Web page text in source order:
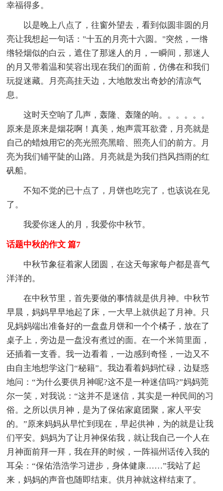
幸福得多。
以是晚上八点了，往窗外望去，看到似圆非圆的月
亮让我想起一句话："十五的月亮十六圆。"突然，一绺
绺轻烟似的白云，遮住了那迷人的月，一瞬间，那迷人
的月又带着温和笑容出现在我们的面前，仿佛在和我们
玩捉迷藏。月亮高挂天边，大地散发出奇妙的清凉气
息。
这时天空响了几声，轰隆、轰隆的响。。。。。。
原来是原来是烟花啊！真美，炮声震耳欲聋，月亮就是
自己的蜡烛用它的亮光照亮黑暗、照亮人们的前方。月
亮为我们铺平陡的山路。月亮就是为我们挡风挡雨的红
矾船。
不知不觉的已十点了，月饼也吃完了，也该说在见
了。
我爱你迷人的月，我爱你中秋节。
话题中秋的作文 篇7
中秋节象征着家人团圆，在这天每家每户都是喜气
洋洋的。
在中秋节里，首先要做的事情就是供月神。中秋节
早晨，妈妈早早地起了床，一大早上就供起了月神。只
见妈妈端出准备好的一盘盘月饼和一个个橘子，放在了
桌子上，旁边是一盘没有煮过的面。在一个米筒里面，
还插着一支香。我一边看着，一边感到奇怪，一边又不
由自主地想学这门“秘籍”。我边看着妈妈忙碌，边疑惑
地问：“为什么要供月神呢?这不是一种迷信吗?”妈妈莞
尔一笑，对我说：“这并不是迷信，其实是一种民间的习
俗。之所以供月神，是为了保佑家庭团聚，家人平安
的。”原来妈妈从早忙到现在，早起供神，为的就是让我
们平安。妈妈为了让月神保佑我，就让我自己一个人在
月神面前拜一拜，我在拜的时候，一阵福州话传入我的
耳朵：“保佑浩浩学习进步，身体健康……”我站了起
来，妈妈的声音也随即结束。供月神就这样结束了。